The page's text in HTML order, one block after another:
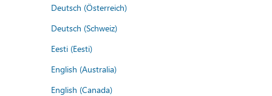
Deutsch (Österreich)
Deutsch (Schweiz)
Eesti (Eesti)
English (Australia)
English (Canada)